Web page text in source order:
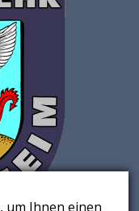
, um Ihnen einen